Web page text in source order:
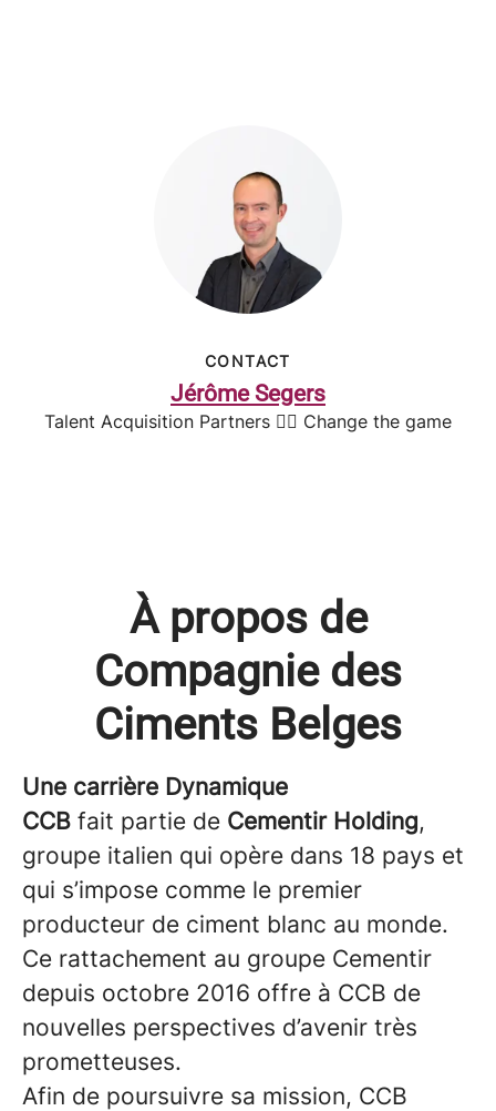
CONTACT
Jérôme Segers
Talent Acquisition Partners 🤸‍♂️ Change the game
À propos de
Compagnie des
Ciments Belges
Une carrière Dynamique
CCB fait partie de Cementir Holding,
groupe italien qui opère dans 18 pays et
qui s’impose comme le premier
producteur de ciment blanc au monde.
Ce rattachement au groupe Cementir
depuis octobre 2016 offre à CCB de
nouvelles perspectives d’avenir très
prometteuses.
Afin de poursuivre sa mission, CCB